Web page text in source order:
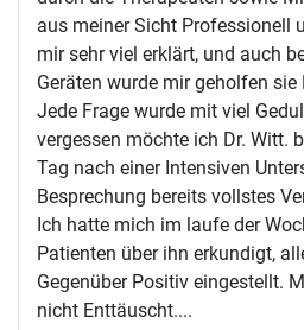
aus meiner Sicht Professionell
mir sehr viel erklärt, und auch
Geräten wurde mir geholfen
Jede Frage wurde mit viel
vergessen möchte ich Dr. Witt.
Tag nach einer Intensiven
Besprechung bereits vollstes
Ich hatte mich im laufe der
Patienten über ihn erkundigt,
Gegenüber Positiv eingestellt.
nicht Enttäuscht....